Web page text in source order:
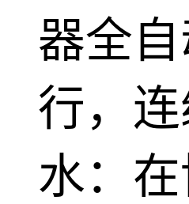
器全
行，
水：